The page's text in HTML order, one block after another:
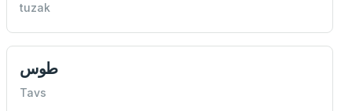
tuzak
طوس
Tavs